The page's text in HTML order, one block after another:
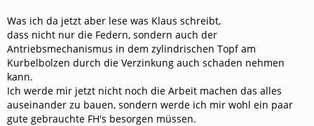
Was ich da jetzt aber lese was Klaus schreibt,
dass nicht nur die Federn, sondern auch der
Antriebsmechanismus in dem zylindrischen Topf am
Kurbelbolzen durch die Verzinkung auch schaden nehmen
kann.
Ich werde mir jetzt nicht noch die Arbeit machen das alles
auseinander zu bauen, sondern werde ich mir wohl ein paar
gute gebrauchte FH's besorgen müssen.